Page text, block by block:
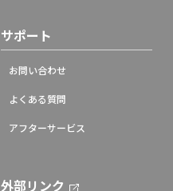
サポート
お問い合わせ
よくある質問
アフターサービス
外部リンク